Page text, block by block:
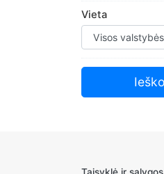
Vieta
Taisyklė ir sąlygos